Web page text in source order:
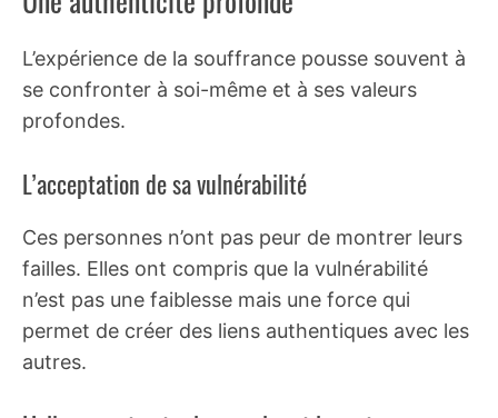
L’expérience de la souffrance pousse souvent à
se confronter à soi-même et à ses valeurs
profondes.
L’acceptation de sa vulnérabilité
Ces personnes n’ont pas peur de montrer leurs
failles. Elles ont compris que la vulnérabilité
n’est pas une faiblesse mais une force qui
permet de créer des liens authentiques avec les
autres.